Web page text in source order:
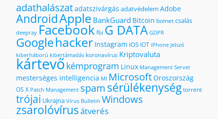
adathalászatadatszivárgás adatvédelem Adobe
AndroidApple BankGuard Bitcoin botnetcsalás
deepray Facebookfbi G DATA GDPR
Googlehacker Instagram iOS IOT iPhone Jelszó
kiberháború kibertámadás koronavírus Kriptovaluta
kártevőkémprogram Linux Management Server
mesterséges intelligencia MI MicrosoftOroszország
OS X Patch Management spam sérülékenységtorrent
trójai Ukrajna Virus Bulletin Windows
zsarolóvírusátverés